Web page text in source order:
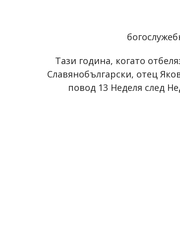
Tази година, когато
Славянобългарски, отец
повод 13 Неделя след